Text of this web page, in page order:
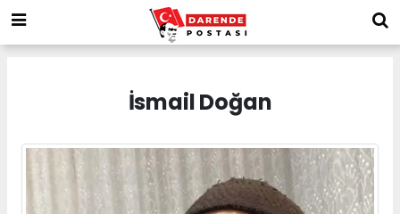
İsmail Doğan